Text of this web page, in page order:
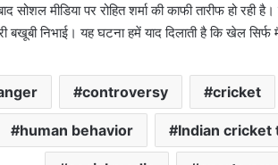
सोशल मीडिया पर रोहित शर्मा की काफी तारीफ हो
बखूबी निभाई। यह घटना हमें याद दिलाती है कि खेल
controversy cricket
human behavior Indian cricket